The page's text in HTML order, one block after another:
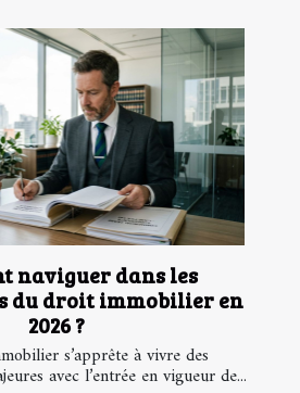
naviguer dans les
du droit immobilier en
2026 ?
s’apprête à vivre des
avec l’entrée en vigueur de...